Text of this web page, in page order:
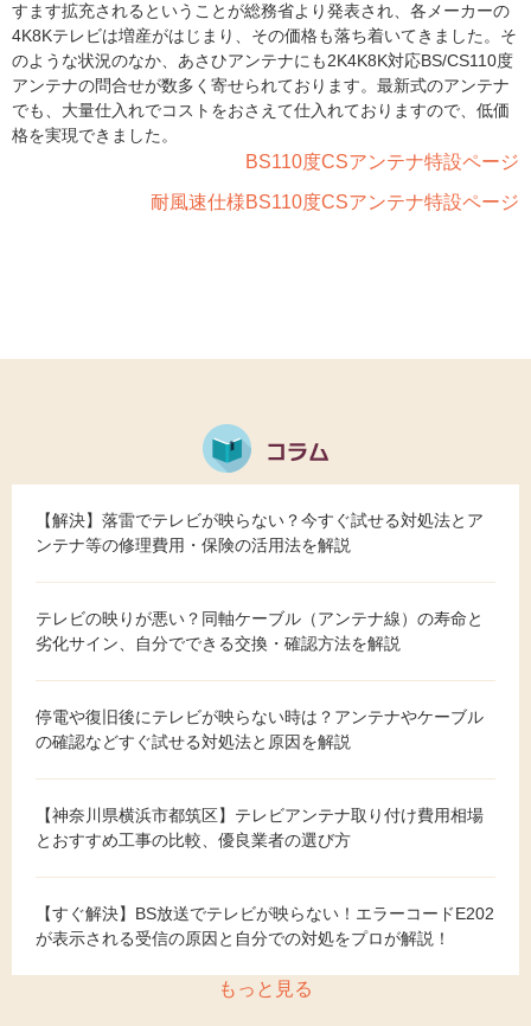
すます拡充されるということが総務省より発表され、各メーカーの
4K8Kテレビは増産がはじまり、その価格も落ち着いてきました。そ
のような状況のなか、あさひアンテナにも2K4K8K対応BS/CS110度
アンテナの問合せが数多く寄せられております。最新式のアンテナ
でも、大量仕入れでコストをおさえて仕入れておりますので、低価
格を実現できました。
BS110度CSアンテナ特設ページ
耐風速仕様BS110度CSアンテナ特設ページ
【解決】落雷でテレビが映らない？今すぐ試せる対処法とア
ンテナ等の修理費用・保険の活用法を解説
テレビの映りが悪い？同軸ケーブル（アンテナ線）の寿命と
劣化サイン、自分でできる交換・確認方法を解説
停電や復旧後にテレビが映らない時は？アンテナやケーブル
の確認などすぐ試せる対処法と原因を解説
【神奈川県横浜市都筑区】テレビアンテナ取り付け費用相場
とおすすめ工事の比較、優良業者の選び方
【すぐ解決】BS放送でテレビが映らない！エラーコードE202
が表示される受信の原因と自分での対処をプロが解説！
もっと見る